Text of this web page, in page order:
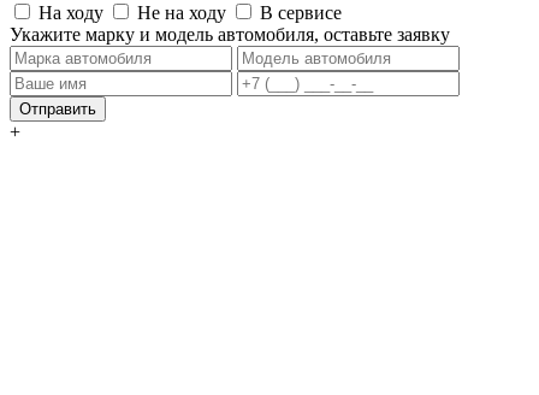
На ходу
Не на ходу
В сервисе
Укажите марку и модель автомобиля, оставьте заявку
Отправить
+